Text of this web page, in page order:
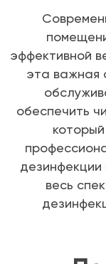
эффективной
эта важная
обеспечить
весь